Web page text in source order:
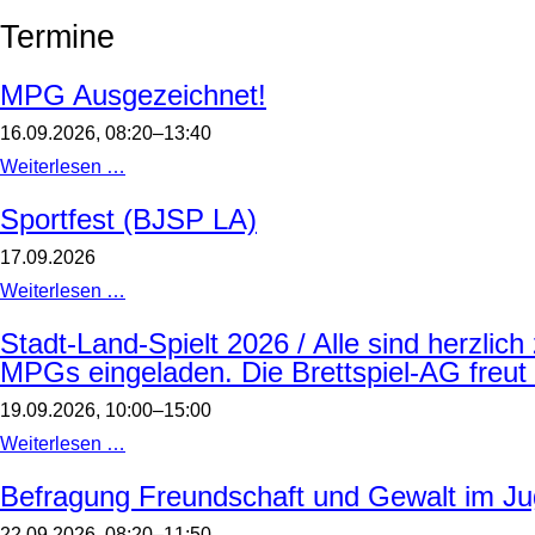
Termine
MPG Ausgezeichnet!
16.09.2026, 08:20–13:40
Weiterlesen …
Sportfest (BJSP LA)
17.09.2026
Weiterlesen …
Stadt-Land-Spielt 2026 / Alle sind
MPGs eingeladen. Die Brettspiel-AG
19.09.2026, 10:00–15:00
Weiterlesen …
2026
/
Befragung Freundschaft und Gewalt im